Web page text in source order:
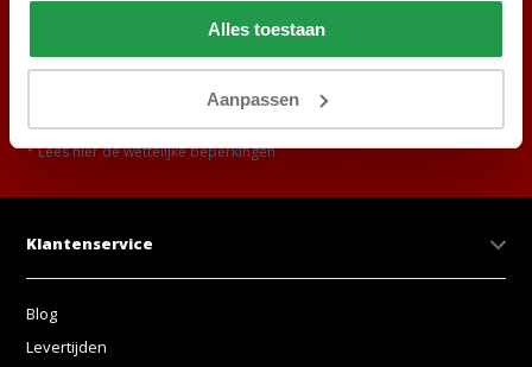
Alles toestaan
Aanpassen
* Lees hier de wettelijke beperkingen
Klantenservice
Blog
Levertijden